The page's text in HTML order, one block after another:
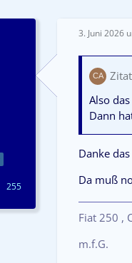
255
3. Juni 2026
Also
Dann
Danke
Da muß
Fiat 250 ,
m.f.G.